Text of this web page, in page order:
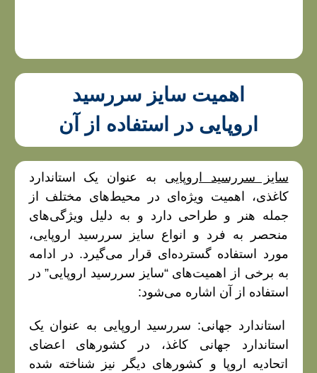
اهمیت سایز سررسید
اروپایی در استفاده از آن
سایز سررسید اروپایی به عنوان یک استاندارد
کاغذی، اهمیت ویژه‌ای در محیط‌های مختلف از
جمله هنر و طراحی دارد و به دلیل ویژگی‌های
منحصر به فرد و انواع سایز سررسید اروپایی،
مورد استفاده گسترده‌ای قرار می‌گیرد. در ادامه
به برخی از اهمیت‌های “سایز سررسید اروپایی” در
استفاده از آن اشاره می‌شود:
استاندارد جهانی: سررسید اروپایی به عنوان یک
استاندارد جهانی کاغذ، در کشورهای اعضای
اتحادیه اروپا و کشورهای دیگر نیز شناخته شده